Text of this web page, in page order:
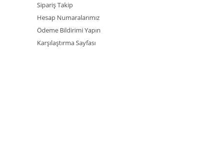
Sipariş Takip
Hesap Numaralarımız
Ödeme Bildirimi Yapın
Karşılaştırma Sayfası